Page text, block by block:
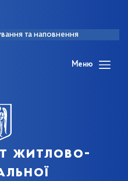
та наповнення
Меню
житлово-